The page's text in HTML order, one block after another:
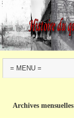
Archives